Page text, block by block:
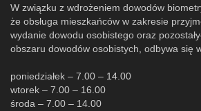
W związku z wdrożeniem dowodów
że obsługa mieszkańców w zakresie
wydanie dowodu osobistego oraz
obszaru dowodów osobistych, odbywa się
poniedziałek – 7.00 – 14.00
wtorek – 7.00 – 16.00
środa – 7.00 – 14.00